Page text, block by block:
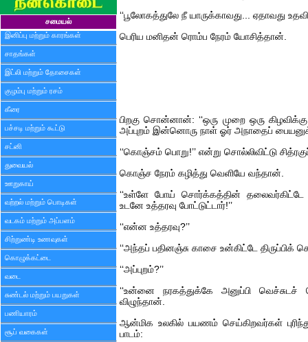
சமையல்
இனிப்பு மற்றும் காரங்கள்
சாதங்கள்
இட்லி மற்றும் தோசைகள்
குழம்பு மற்றும் ரசம்
கீரை
பச்சடி மற்றும் கூட்டு
சட்னி
துவையல்
ஊறுகாய்
வற்றல் மற்றும் பொடிகள்
வடகம் மற்றும் அப்பளம்
சிற்றுண்டி உணவுகள்
கொழுக்கட்டை
வடை
சுண்டல் மற்றும் பயறுகள்
பணியாரம்
சூப் வகைகள்
‘‘பூலோகத்துலே நீ யாருக்காவது... ஏதாவது
பெரிய மனிதன் ரொம்ப நேரம் யோசித்தான்.
பிறகு சொன்னான்: ‘‘ஒரு முறை ஒரு
அப்புறம் இன்னொரு நாள் ஓர் அநாதைப்
‘‘கொஞ்சம் பொறு!’’ என்று சொல்லிவிட்டு
கொஞ்ச நேரம் கழித்து வெளியே வந்தான்.
‘‘உள்ளே போய் சொர்க்கத்தின்
உடனே உத்தரவு போட்டுட்டார்!’’
‘‘என்ன உத்தரவு?’’
‘‘அந்தப் பதினஞ்சு காசை உன்கிட்டே திருப்பிக்
‘‘அப்புறம்?’’
‘‘உன்னை நரகத்துக்கே அனுப்பி
விழுந்தான்.
ஆன்மிக உலகில் பயணம் செய்கிறவர்கள்
பாடம்: